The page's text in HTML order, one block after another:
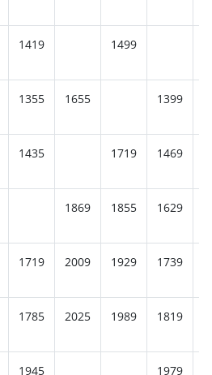
1419 1499
1355 1655 1399
1435 1719 1469
1869 1855 1629
1719 2009 1929 1739
1785 2025 1989 1819
1945 1979